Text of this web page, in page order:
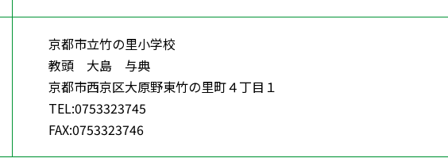
京都市立竹の里小学校
教頭 大島 与典
京都市西京区大原野東竹の里町４丁目１
TEL:0753323745
FAX:0753323746